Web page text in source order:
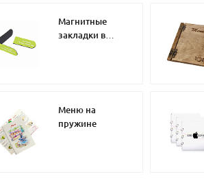
Магнитные
закладки в
Меню на
пружине